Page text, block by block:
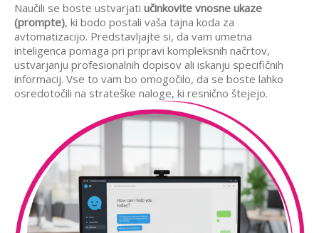
Naučili se boste ustvarjati učinkovite vnosne ukaze
(prompte), ki bodo postali vaša tajna koda za
avtomatizacijo. Predstavljajte si, da vam umetna
inteligenca pomaga pri pripravi kompleksnih načrtov,
ustvarjanju profesionalnih dopisov ali iskanju specifičnih
informacij. Vse to vam bo omogočilo, da se boste lahko
osredotočili na strateške naloge, ki resnično štejejo.